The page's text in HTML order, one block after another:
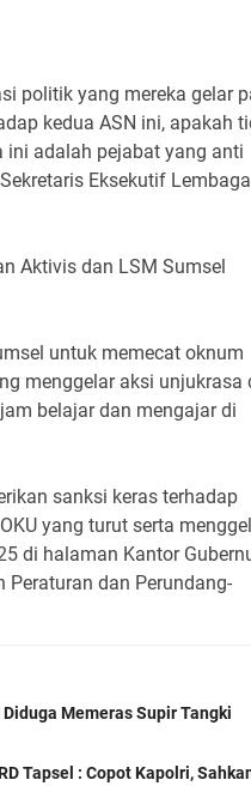
politik yang mereka gelar
kedua ASN ini, apakah
ini adalah pejabat yang anti
Eksekutif Lembaga
Aktivis dan LSM Sumsel
untuk memecat oknum
menggelar aksi unjukrasa
belajar dan mengajar di
sanksi keras terhadap
yang turut serta
di halaman Kantor
dan Perundang-
Memeras Supir Tangki
Tapsel : Copot Kapolri,